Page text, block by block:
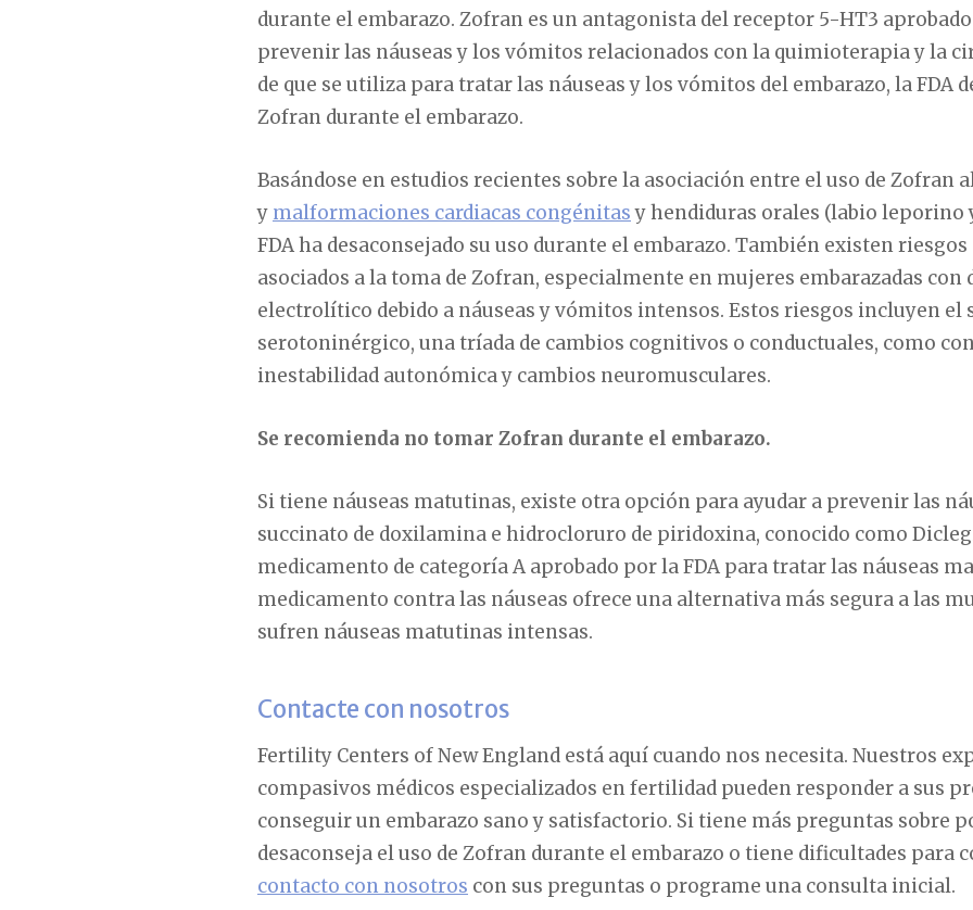
durante el embarazo. Zofran es un antagonista del receptor 5-HT3
prevenir las náuseas y los vómitos relacionados con la quimioterapia y la
de que se utiliza para tratar las náuseas y los vómitos del embarazo, la FDA
Zofran durante el embarazo.
Basándose en estudios recientes sobre la asociación entre el uso de Zofran
y malformaciones cardiacas congénitasy hendiduras orales (labio leporino
FDA ha desaconsejado su uso durante el embarazo. También existen
asociados a la toma de Zofran, especialmente en mujeres embarazadas con
electrolítico debido a náuseas y vómitos intensos. Estos riesgos incluyen el
serotoninérgico, una tríada de cambios cognitivos o conductuales, como
inestabilidad autonómica y cambios neuromusculares.
Se recomienda no tomar Zofran durante el embarazo.
Si tiene náuseas matutinas, existe otra opción para ayudar a prevenir las
succinato de doxilamina e hidrocloruro de piridoxina, conocido como
medicamento de categoría A aprobado por la FDA para tratar las náuseas
medicamento contra las náuseas ofrece una alternativa más segura a las
sufren náuseas matutinas intensas.
Contacte con nosotros
Fertility Centers of New England está aquí cuando nos necesita. Nuestros
compasivos médicos especializados en fertilidad pueden responder a sus
conseguir un embarazo sano y satisfactorio. Si tiene más preguntas sobre
desaconseja el uso de Zofran durante el embarazo o tiene dificultades para
contacto con nosotros con sus preguntas o programe una consulta inicial.